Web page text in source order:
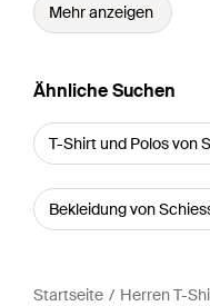
Mehr anzeigen
Ähnliche Suchen
T-Shirt und Polos von
Bekleidung von
Startseite Herren T-